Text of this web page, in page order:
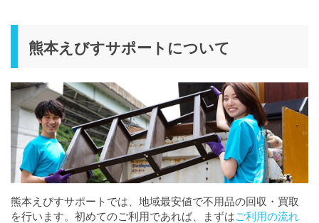
熊本えびすサポートについて
熊本えびすサポートでは、地域最安値で不用品の回収・買取
を行います。初めてのご利用であれば、まずはご利用の流れ